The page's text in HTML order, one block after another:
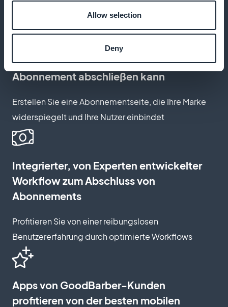
Allow selection
Deny
Einkommens, ohne Provisionsgebühren
Anpassen der Seite, auf der man ein
Abonnement abschließen kann
Erstellen Sie eine Abonnementseite, die Ihre Marke
widerspiegelt und Ihre Nutzer einbindet
Integrierter, von Experten entwickelter
Workflow zum Abschluss von
Abonnements
Profitieren Sie von einer reibungslosen
Benutzererfahrung durch optimierte Workflows
Apps von GoodBarber-Kunden
profitieren von der besten mobilen